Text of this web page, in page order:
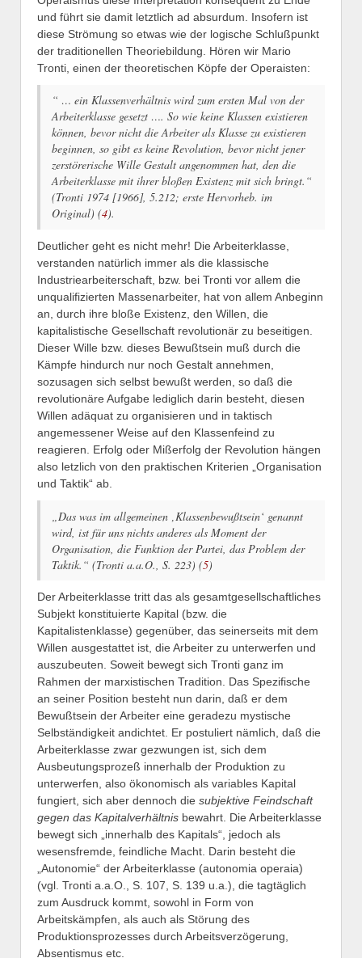
und führt sie damit letztlich ad absurdum. Insofern ist
diese Strömung so etwas wie der logische Schlußpunkt
der traditionellen Theoriebildung. Hören wir Mario
Tronti, einen der theoretischen Köpfe der Operaisten:
“ … ein Klassenverhältnis wird zum ersten Mal von der
Arbeiterklasse gesetzt …. So wie keine Klassen existieren
können, bevor nicht die Arbeiter als Klasse zu existieren
beginnen, so gibt es keine Revolution, bevor nicht jener
zerstörerische Wille Gestalt angenommen hat, den die
Arbeiterklasse mit ihrer bloßen Existenz mit sich bringt.“
(Tronti 1974 [1966], 5.212; erste Hervorheb. im
Original) (4).
Deutlicher geht es nicht mehr! Die Arbeiterklasse,
verstanden natürlich immer als die klassische
Industriearbeiterschaft, bzw. bei Tronti vor allem die
unqualifizierten Massenarbeiter, hat von allem Anbeginn
an, durch ihre bloße Existenz, den Willen, die
kapitalistische Gesellschaft revolutionär zu beseitigen.
Dieser Wille bzw. dieses Bewußtsein muß durch die
Kämpfe hindurch nur noch Gestalt annehmen,
sozusagen sich selbst bewußt werden, so daß die
revolutionäre Aufgabe lediglich darin besteht, diesen
Willen adäquat zu organisieren und in taktisch
angemessener Weise auf den Klassenfeind zu
reagieren. Erfolg oder Mißerfolg der Revolution hängen
also letzlich von den praktischen Kriterien „Organisation
und Taktik“ ab.
„Das was im allgemeinen ‚Klassenbewußtsein‘ genannt
wird, ist für uns nichts anderes als Moment der
Organisation, die Funktion der Partei, das Problem der
Taktik.“ (Tronti a.a.O., S. 223) (5)
Der Arbeiterklasse tritt das als gesamtgesellschaftliches
Subjekt konstituierte Kapital (bzw. die
Kapitalistenklasse) gegenüber, das seinerseits mit dem
Willen ausgestattet ist, die Arbeiter zu unterwerfen und
auszubeuten. Soweit bewegt sich Tronti ganz im
Rahmen der marxistischen Tradition. Das Spezifische
an seiner Position besteht nun darin, daß er dem
Bewußtsein der Arbeiter eine geradezu mystische
Selbständigkeit andichtet. Er postuliert nämlich, daß die
Arbeiterklasse zwar gezwungen ist, sich dem
Ausbeutungsprozeß innerhalb der Produktion zu
unterwerfen, also ökonomisch als variables Kapital
fungiert, sich aber dennoch die subjektive Feindschaft
gegen das Kapitalverhältnis bewahrt. Die Arbeiterklasse
bewegt sich „innerhalb des Kapitals“, jedoch als
wesensfremde, feindliche Macht. Darin besteht die
„Autonomie“ der Arbeiterklasse (autonomia operaia)
(vgl. Tronti a.a.O., S. 107, S. 139 u.a.), die tagtäglich
zum Ausdruck kommt, sowohl in Form von
Arbeitskämpfen, als auch als Störung des
Produktionsprozesses durch Arbeitsverzögerung,
Absentismus etc.